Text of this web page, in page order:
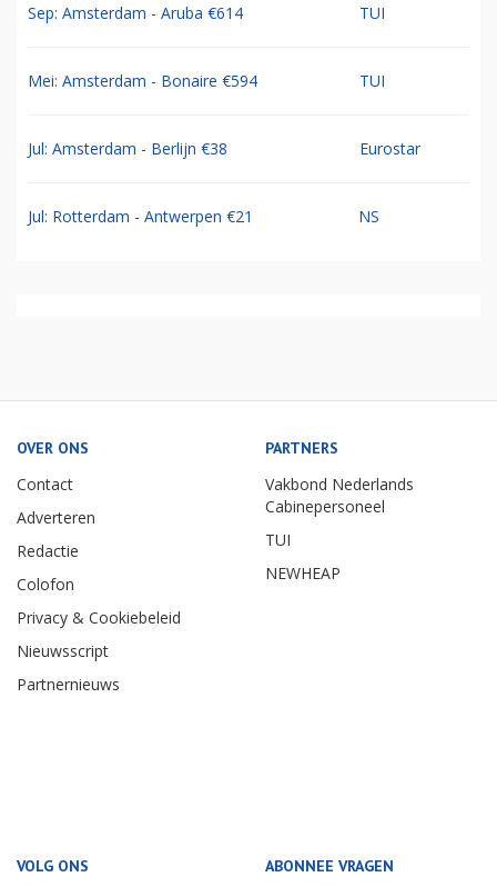
Sep: Amsterdam - Aruba €614 TUI
Mei: Amsterdam - Bonaire €594 TUI
Jul: Amsterdam - Berlijn €38 Eurostar
Jul: Rotterdam - Antwerpen €21 NS
OVER ONS
Contact
Adverteren
Redactie
Colofon
Privacy & Cookiebeleid
Nieuwsscript
Partnernieuws
PARTNERS
Vakbond Nederlands
Cabinepersoneel
TUI
NEWHEAP
VOLG ONS ABONNEE VRAGEN